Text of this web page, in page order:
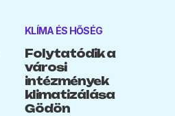
KLÍMA ÉS HŐSÉG
Folytatódik a
városi
intézmények
klimatizálása
Gödön